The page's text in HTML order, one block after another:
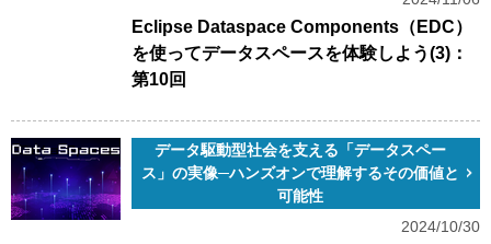
Eclipse Dataspace Components（EDC）
を使ってデータスペースを体験しよう(3)：
第10回
データ駆動型社会を支える「データスペー
ス」の実像─ハンズオンで理解するその価値と
可能性
2024/10/30